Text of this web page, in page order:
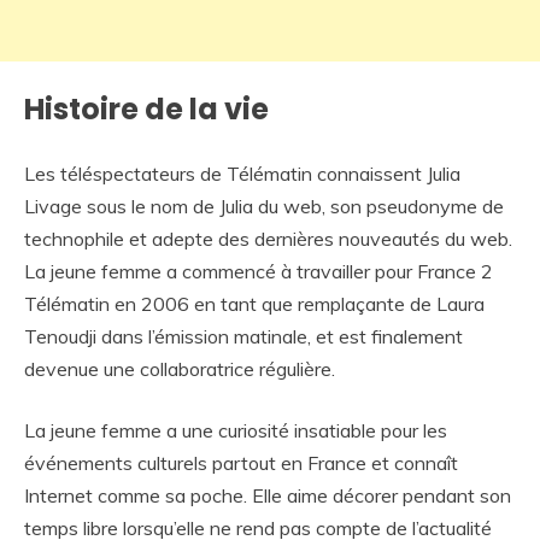
Histoire de la vie
Les téléspectateurs de Télématin connaissent Julia
Livage sous le nom de Julia du web, son pseudonyme de
technophile et adepte des dernières nouveautés du web.
La jeune femme a commencé à travailler pour France 2
Télématin en 2006 en tant que remplaçante de Laura
Tenoudji dans l’émission matinale, et est finalement
devenue une collaboratrice régulière.
La jeune femme a une curiosité insatiable pour les
événements culturels partout en France et connaît
Internet comme sa poche. Elle aime décorer pendant son
temps libre lorsqu’elle ne rend pas compte de l’actualité